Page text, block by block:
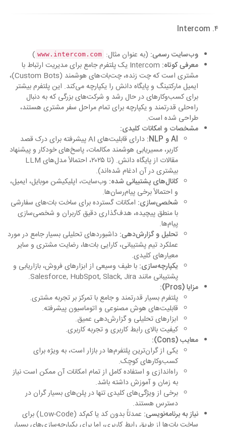
۴. Intercom
وب‌سایت رسمی: (به عنوان مثال: www.intercom.com
)
معرفی کوتاه:
Intercom یک پلتفرم جامع برای مدیریت ارتباط با
مشتری است که چت زنده، چت‌بات‌های هوشمند (Custom Bots)،
ایمیل مارکتینگ و پایگاه دانش را یکپارچه می‌کند. این پلتفرم بیشتر
برای کسب‌وکارهای در حال رشد و شرکت‌های بزرگی که به دنبال
راه‌حلی قدرتمند و یکپارچه برای تمام مراحل سفر مشتری هستند،
طراحی شده است.
مشخصات و امکانات کلیدی:
AI و NLP:
دارای قابلیت‌های AI پیشرفته برای درک قصد
کاربر، مسیریابی هوشمند مکالمات، پاسخ‌های خودکار و پیشنهاد
مقالات از پایگاه دانش. (تا ۲۰۲۵، احتمالاً مدل‌های LLM
بیشتری در آن ادغام شده‌اند).
کانال‌های پشتیبانی شده: وب‌سایت، اپلیکیشن موبایل، ایمیل،
و احتمالاً برخی پیام‌رسان‌ها.
شخصی‌سازی: امکانات گسترده برای ساخت بات‌های سفارشی
با منطق پیچیده، هدف‌گذاری دقیق کاربران و شخصی‌سازی
پیام‌ها.
تحلیل و گزارش‌دهی: داشبوردهای تحلیلی بسیار جامع در مورد
عملکرد تیم پشتیبانی، کارایی بات‌ها، رضایت مشتری و سایر
معیارهای کلیدی.
یکپارچه‌سازی: با طیف وسیعی از ابزارهای فروش، بازاریابی و
پشتیبانی مانند Salesforce, HubSpot, Slack, Jira.
مزایا (Pros):
پلتفرم بسیار قدرتمند و جامع با تمرکز بر تجربه مشتری.
قابلیت‌های هوش مصنوعی و اتوماسیون پیشرفته.
ابزارهای تحلیلی و گزارش‌دهی عمیق.
کیفیت بالای رابط کاربری و تجربه کاربری.
معایب (Cons):
یکی از گران‌ترین پلتفرم‌ها در بازار است، به ویژه برای
کسب‌وکارهای کوچک.
راه‌اندازی و استفاده کامل از تمام امکانات آن ممکن است نیاز
به زمان و آموزش داشته باشد.
برخی از ویژگی‌های کلیدی تنها در پلن‌های بسیار گران در
دسترس هستند.
نیاز به برنامه‌نویسی:
عمدتاً بدون کد یا کم‌کد (Low-Code) برای